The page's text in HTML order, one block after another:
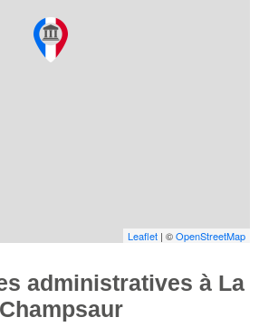
Leaflet | ©OpenStreetMap
administratives à La